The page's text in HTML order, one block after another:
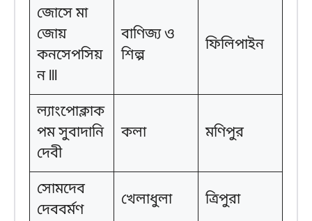
জোসে মা
জোয়
কনসেপসিয়
ন lll
বাণিজ্য ও
শিল্প
ফিলিপাইন
ল্যাংপোক্লাক
পম সুবাদানি
দেবী
কলা মণিপুর
সোমদেব
দেববর্মণ
খেলাধুলা ত্রিপুরা